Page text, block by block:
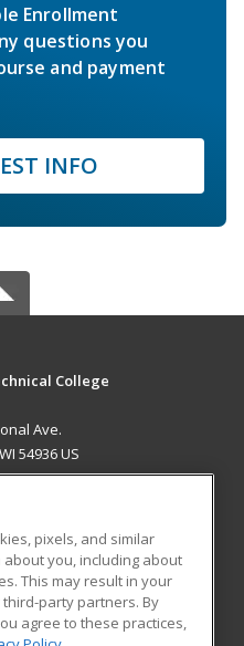
Enrollment
questions you
and payment
INFO
College
Ave.
54936 US
Blog
pixels, and similar
you, including about
This may result in your
party partners. By
agree to these practices,